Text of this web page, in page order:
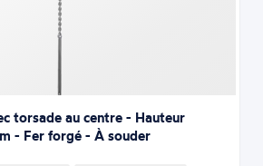
torsade au centre - Hauteur
- Fer forgé - À souder